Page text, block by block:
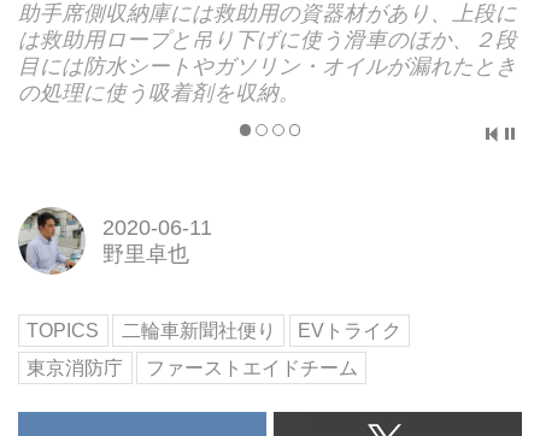
助手席側収納庫には救助用の資器材があり、上段に
は救助用ロープと吊り下げに使う滑車のほか、２段
目には防水シートやガソリン・オイルが漏れたとき
の処理に使う吸着剤を収納。
2020-06-11
野里卓也
TOPICS 二輪車新聞社便り
EVトライク
東京消防庁
ファーストエイドチーム